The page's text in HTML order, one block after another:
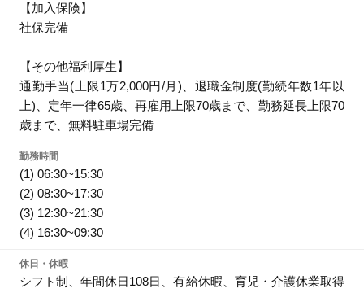
【加入保険】
社保完備
【その他福利厚生】
通勤手当(上限1万2,000円/月)、退職金制度(勤続年数1年以
上)、定年一律65歳、再雇用上限70歳まで、勤務延長上限70
歳まで、無料駐車場完備
勤務時間
(1) 06:30~15:30
(2) 08:30~17:30
(3) 12:30~21:30
(4) 16:30~09:30
休日・休暇
シフト制、年間休日108日、有給休暇、育児・介護休業取得